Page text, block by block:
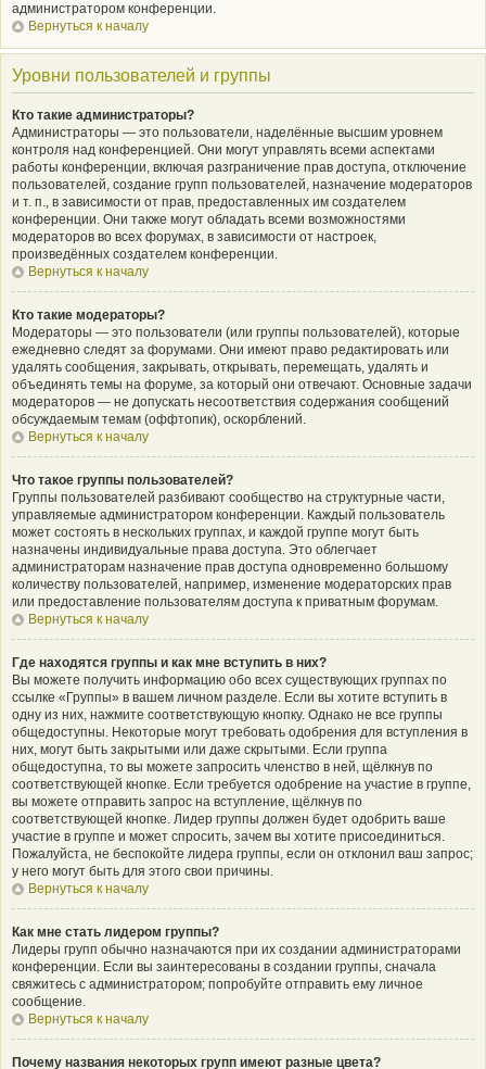
администратором конференции.
Вернуться к началу
Уровни пользователей и группы
Кто такие администраторы?
Администраторы — это пользователи, наделённые высшим уровнем
контроля над конференцией. Они могут управлять всеми аспектами
работы конференции, включая разграничение прав доступа, отключение
пользователей, создание групп пользователей, назначение модераторов
и т. п., в зависимости от прав, предоставленных им создателем
конференции. Они также могут обладать всеми возможностями
модераторов во всех форумах, в зависимости от настроек,
произведённых создателем конференции.
Вернуться к началу
Кто такие модераторы?
Модераторы — это пользователи (или группы пользователей), которые
ежедневно следят за форумами. Они имеют право редактировать или
удалять сообщения, закрывать, открывать, перемещать, удалять и
объединять темы на форуме, за который они отвечают. Основные задачи
модераторов — не допускать несоответствия содержания сообщений
обсуждаемым темам (оффтопик), оскорблений.
Вернуться к началу
Что такое группы пользователей?
Группы пользователей разбивают сообщество на структурные части,
управляемые администратором конференции. Каждый пользователь
может состоять в нескольких группах, и каждой группе могут быть
назначены индивидуальные права доступа. Это облегчает
администраторам назначение прав доступа одновременно большому
количеству пользователей, например, изменение модераторских прав
или предоставление пользователям доступа к приватным форумам.
Вернуться к началу
Где находятся группы и как мне вступить в них?
Вы можете получить информацию обо всех существующих группах по
ссылке «Группы» в вашем личном разделе. Если вы хотите вступить в
одну из них, нажмите соответствующую кнопку. Однако не все группы
общедоступны. Некоторые могут требовать одобрения для вступления в
них, могут быть закрытыми или даже скрытыми. Если группа
общедоступна, то вы можете запросить членство в ней, щёлкнув по
соответствующей кнопке. Если требуется одобрение на участие в группе,
вы можете отправить запрос на вступление, щёлкнув по
соответствующей кнопке. Лидер группы должен будет одобрить ваше
участие в группе и может спросить, зачем вы хотите присоединиться.
Пожалуйста, не беспокойте лидера группы, если он отклонил ваш запрос;
у него могут быть для этого свои причины.
Вернуться к началу
Как мне стать лидером группы?
Лидеры групп обычно назначаются при их создании администраторами
конференции. Если вы заинтересованы в создании группы, сначала
свяжитесь с администратором; попробуйте отправить ему личное
сообщение.
Вернуться к началу
Почему названия некоторых групп имеют разные цвета?